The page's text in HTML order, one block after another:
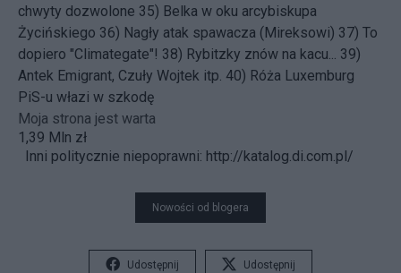
chwyty dozwolone 35) Belka w oku arcybiskupa
Życińskiego 36) Nagły atak spawacza (Mireksowi) 37) To
dopiero "Climategate"! 38) Rybitzky znów na kacu... 39)
Antek Emigrant, Czuły Wojtek itp. 40) Róża Luxemburg
PiS-u włazi w szkodę
Moja strona jest warta
1,39 Mln zł
Inni politycznie niepoprawni: http://katalog.di.com.pl/
Nowości od blogera
Udostępnij Udostępnij